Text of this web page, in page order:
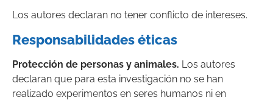
Los autores declaran no tener conflicto de intereses.
Responsabilidades éticas
Protección de personas y animales. Los autores
declaran que para esta investigación no se han
realizado experimentos en seres humanos ni en